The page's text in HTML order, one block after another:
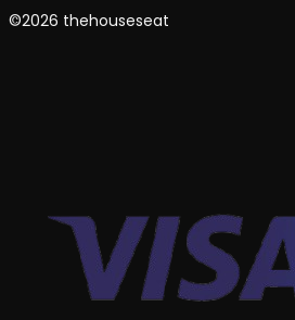
©2026 thehouseseat